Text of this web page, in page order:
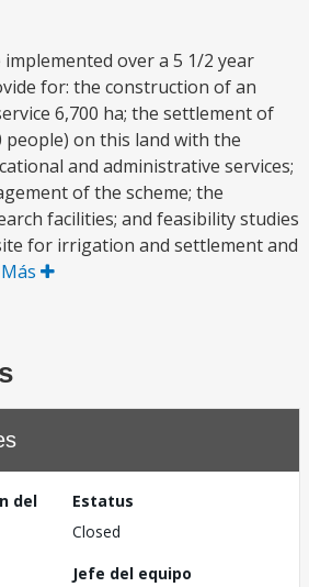
over a 5 1/2 year
for: the construction of an
6,700 ha; the settlement of
people) on this land with the
and administrative services;
of the scheme; the
facilities; and feasibility studies
for irrigation and settlement and
del
Estatus
Closed
Jefe del equipo